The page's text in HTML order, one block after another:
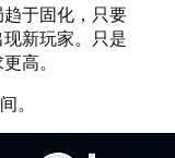
于固化，只要
新玩家。只是
高。
。